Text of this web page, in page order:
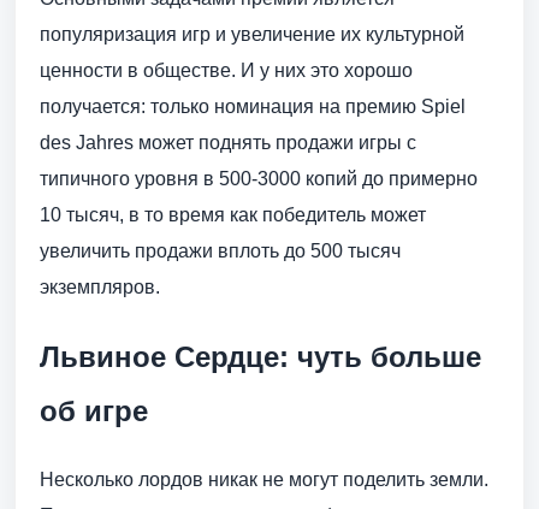
популяризация игр и увеличение их культурной
ценности в обществе. И у них это хорошо
получается: только номинация на премию Spiel
des Jahres может поднять продажи игры с
типичного уровня в 500-3000 копий до примерно
10 тысяч, в то время как победитель может
увеличить продажи вплоть до 500 тысяч
экземпляров.
Львиное Сердце: чуть больше
об игре
Несколько лордов никак не могут поделить земли.